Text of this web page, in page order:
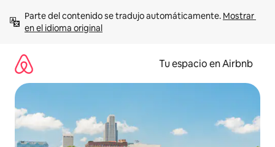
contenido
Parte del contenido se tradujo automáticamente. Mostrar
en el idioma original
Tu espacio en Airbnb